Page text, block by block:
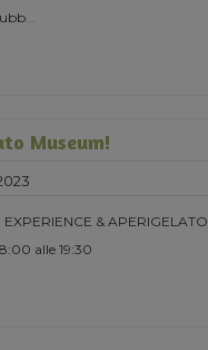
...
Museum!
& APERIGELATO
alle 19:30